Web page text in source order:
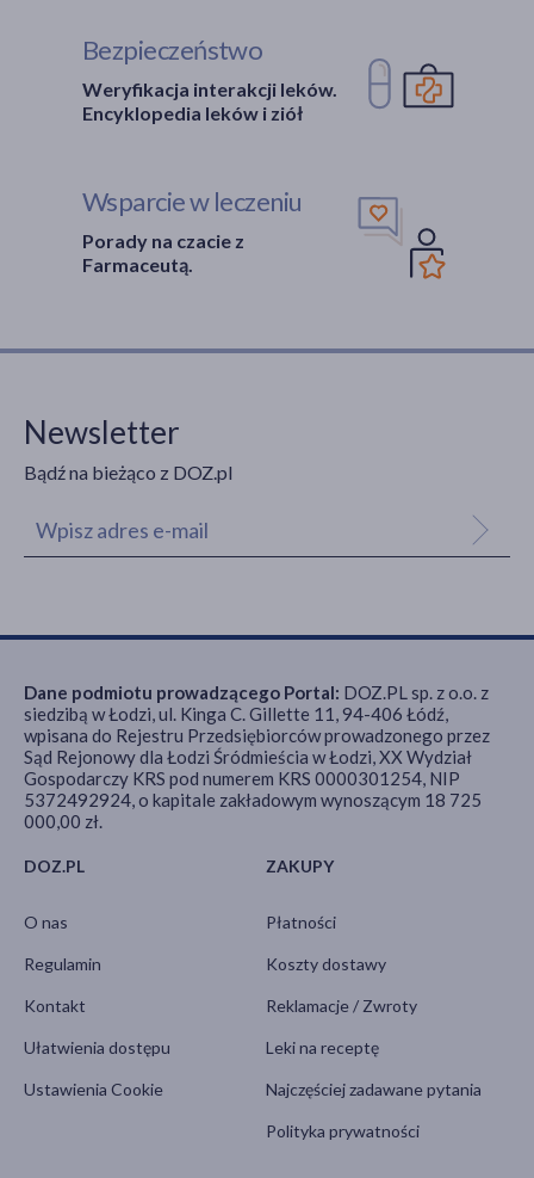
Bezpieczeństwo
Weryfikacja interakcji leków.
Encyklopedia leków i ziół
Wsparcie w leczeniu
Porady na czacie z
Farmaceutą.
Newsletter
Bądź na bieżąco z DOZ.pl
DOZ.PL
O nas
Regulamin
Kontakt
Ułatwienia dostępu
Ustawienia Cookie
ZAKUPY
Płatności
Koszty dostawy
Reklamacje / Zwroty
Leki na receptę
Najczęściej zadawane pytania
Polityka prywatności
Dane podmiotu prowadzącego Portal: DOZ.PL sp. z o.o. z
siedzibą w Łodzi, ul. Kinga C. Gillette 11, 94-406 Łódź,
wpisana do Rejestru Przedsiębiorców prowadzonego przez
Sąd Rejonowy dla Łodzi Śródmieścia w Łodzi, XX Wydział
Gospodarczy KRS pod numerem KRS 0000301254, NIP
5372492924, o kapitale zakładowym wynoszącym 18 725
000,00 zł.